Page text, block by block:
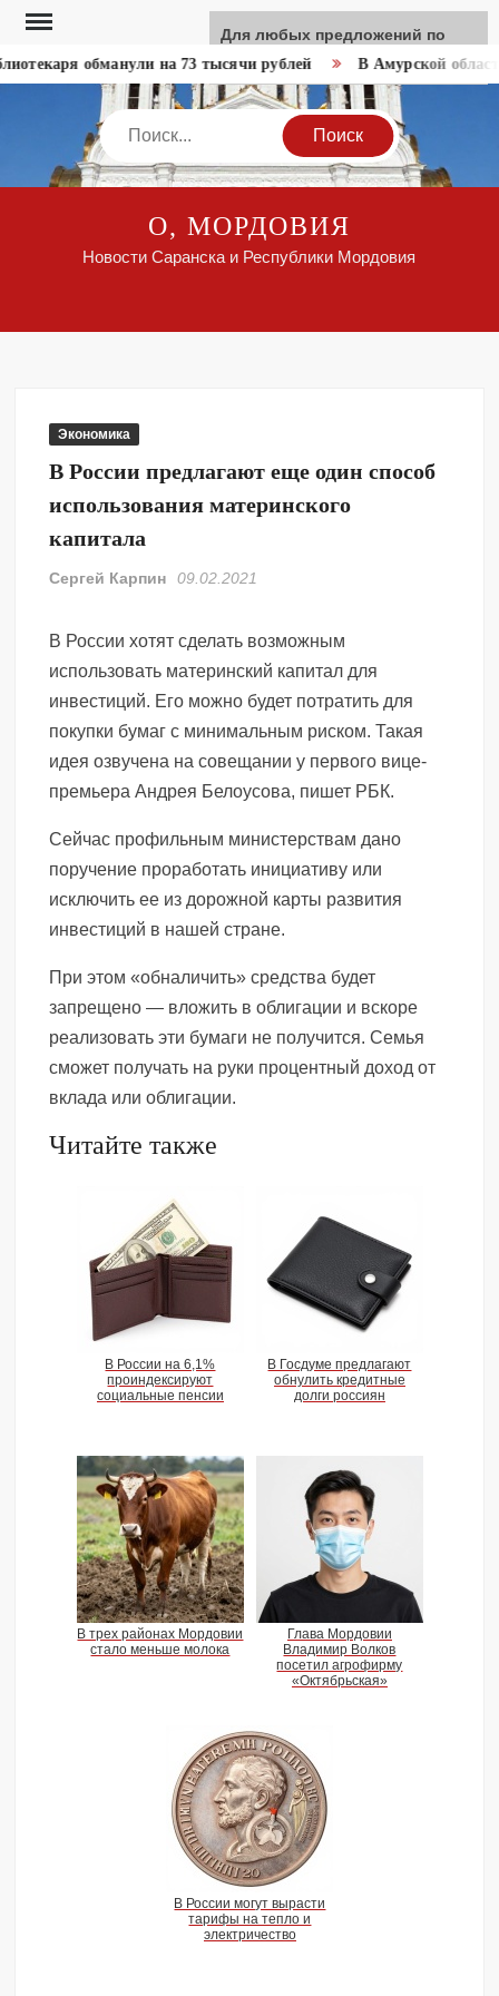
Перейти
содержимому
обманули на 73 тысячи рублей В Амурской
Search
О, МОРДОВИЯ
Новости Саранска и Республики Мордовия
Экономика
В России предлагают еще один способ
использования материнского
капитала
Сергей Карпин 09.02.2021
В России хотят сделать возможным
использовать материнский капитал для
инвестиций. Его можно будет потратить для
покупки бумаг с минимальным риском. Такая
идея озвучена на совещании у первого вице-
премьера Андрея Белоусова, пишет РБК.
Сейчас профильным министерствам дано
поручение проработать инициативу или
исключить ее из дорожной карты развития
инвестиций в нашей стране.
При этом «обналичить» средства будет
запрещено — вложить в облигации и вскоре
реализовать эти бумаги не получится. Семья
сможет получать на руки процентный доход от
вклада или облигации.
Читайте также
В России на 6,1%
проиндексируют
социальные пенсии
В Госдуме предлагают
обнулить кредитные
долги россиян
В трех районах Мордовии
стало меньше молока
Глава Мордовии
Владимир Волков
посетил агрофирму
«Октябрьская»
В России могут вырасти
тарифы на тепло и
электричество
Для любых предложений по
сайту: like-news@cp9.ru